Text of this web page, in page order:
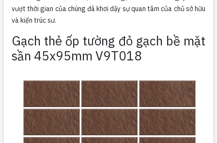
vượt thời gian của chúng đã khơi dậy sự quan tâm của chủ sở hữu
và kiến ​​trúc sư.
Gạch thẻ ốp tường đỏ gạch bề mặt
sần 45x95mm V9T018